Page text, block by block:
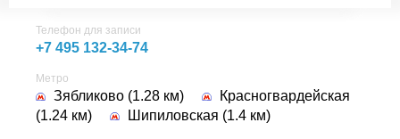
Телефон для записи
+7 495 132-34-74
Метро
Зябликово (1.28 км)
Красногвардейская
(1.24 км)
Шипиловская (1.4 км)